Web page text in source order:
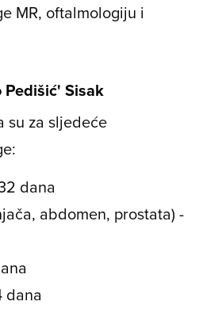
MR, oftalmologiju i
Pedišić' Sisak
su za sljedeće
dana
abdomen, prostata) -
dana